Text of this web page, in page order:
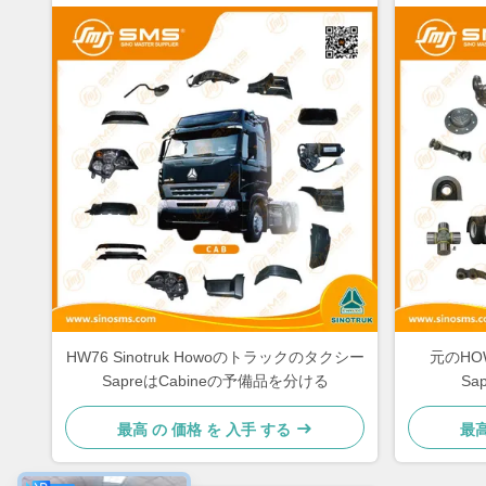
HW76 Sinotruk Howoのトラックのタクシー
SapreはCabineの予備品を分ける
最高 の 価格 を 入手 する
元の
最